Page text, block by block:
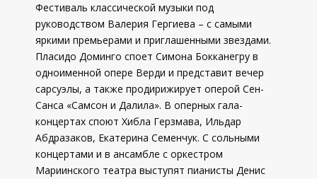
Фестиваль классической музыки под
руководством Валерия Гергиева – с самыми
яркими премьерами и приглашенными звездами.
Пласидо Доминго споет Симона Бокканегру в
одноименной опере Верди и представит вечер
сарсуэлы, а также продирижирует оперой Сен-
Санса «Самсон и Далила». В оперных гала-
концертах споют Хибла Герзмава, Ильдар
Абдразаков, Екатерина Семенчук. С сольными
концертами и в ансамбле с оркестром
Мариинского театра выступят пианисты Денис